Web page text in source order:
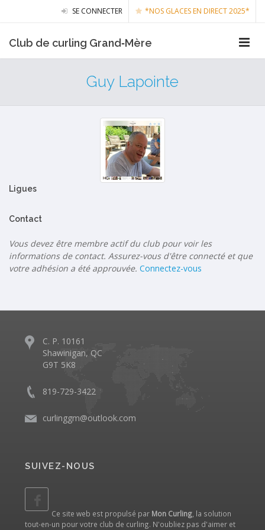
SE CONNECTER *NOS GLACES EN DIRECT 2025*
Club de curling Grand‑Mère
Guy Lapointe
Ligues
Contact
Vous devez être membre actif du club pour voir les
informations de contact. Assurez-vous d'être connecté et que
votre adhésion a été approuvée. Connectez-vous
C. P. 10161
Shawinigan, QC
G9T 5K8
819-729-3422
curlinggm@outlook.com
SUIVEZ-NOUS
Ce site web est propulsé par Mon Curling , la solution
tout-en-un pour votre club de curling. N'oubliez pas d'aimer et